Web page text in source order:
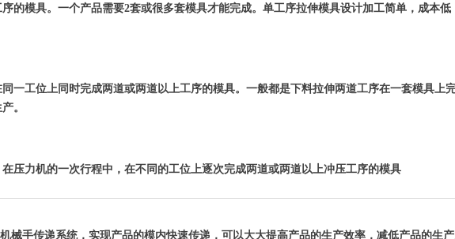
的模具。一个产品需要2套或很多套模具才能完成。单工序拉伸模具设计加工简单，成本
一工位上同时完成两道或两道以上工序的模具。一般都是下料拉伸两道工序在一套模具上
。
压力机的一次行程中，在不同的工位上逐次完成两道或两道以上冲压工序的模具
械手传递系统，实现产品的模内快速传递，可以大大提高产品的生产效率，减低产品的生